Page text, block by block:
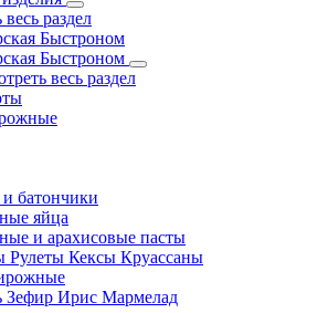
раздел
Быстроном
Быстроном
весь раздел
батончики
яйца
и арахисовые пасты
Рулеты Кексы Круассаны
Зефир Ирис Мармелад